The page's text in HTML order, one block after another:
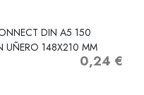
DIN A5 150
UÑERO 148X210 MM
Precio
0,24 €